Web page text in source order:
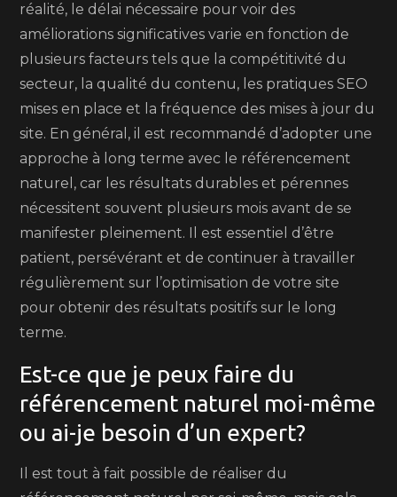
réalité, le délai nécessaire pour voir des
améliorations significatives varie en fonction de
plusieurs facteurs tels que la compétitivité du
secteur, la qualité du contenu, les pratiques SEO
mises en place et la fréquence des mises à jour du
site. En général, il est recommandé d’adopter une
approche à long terme avec le référencement
naturel, car les résultats durables et pérennes
nécessitent souvent plusieurs mois avant de se
manifester pleinement. Il est essentiel d’être
patient, persévérant et de continuer à travailler
régulièrement sur l’optimisation de votre site
pour obtenir des résultats positifs sur le long
terme.
Est-ce que je peux faire du
référencement naturel moi-même
ou ai-je besoin d’un expert?
Il est tout à fait possible de réaliser du